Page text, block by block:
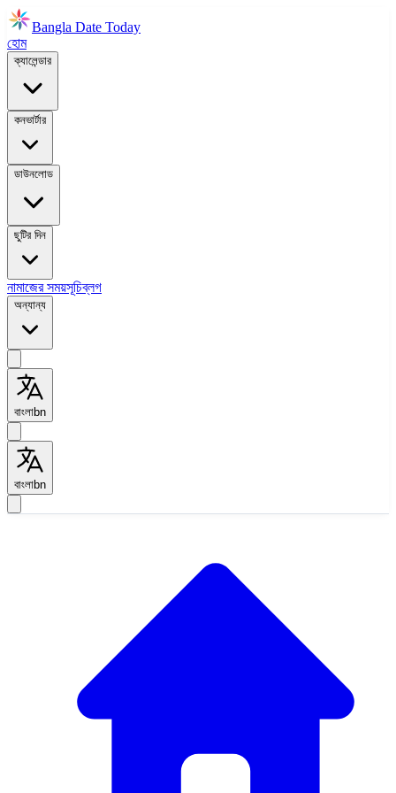
Bangla Date Today
হোম
ক্যালেন্ডার
কনভার্টার
ডাউনলোড
ছুটির দিন
নামাজের সময়সূচিব্লগ
অন্যান্য
বাংলাbn
বাংলাbn